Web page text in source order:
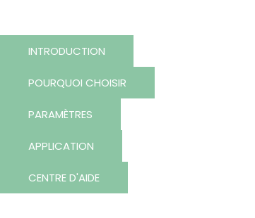
INTRODUCTION
POURQUOI CHOISIR
PARAMÈTRES
APPLICATION
CENTRE D'AIDE